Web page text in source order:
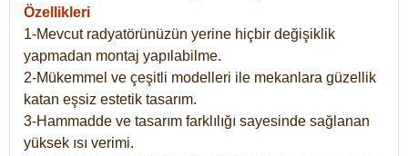
Özellikleri
1-Mevcut radyatörünüzün yerine hiçbir değişiklik
yapmadan montaj yapılabilme.
2-Mükemmel ve çeşitli modelleri ile mekanlara güzellik
katan eşsiz estetik tasarım.
3-Hammadde ve tasarım farklılığı sayesinde sağlanan
yüksek ısı verimi.